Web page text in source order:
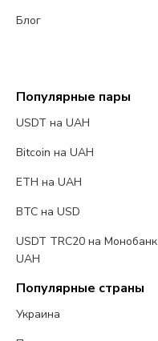
Блог
Популярные пары
USDT на UAH
Bitcoin на UAH
ETH на UAH
BTC на USD
USDT TRC20 на Монобанк
UAH
Популярные страны
Украина